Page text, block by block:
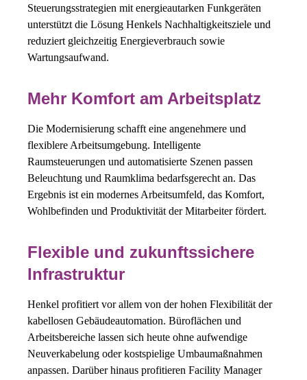
Steuerungsstrategien mit energieautarken Funkgeräten
unterstützt die Lösung Henkels Nachhaltigkeitsziele und
reduziert gleichzeitig Energieverbrauch sowie
Wartungsaufwand.
Mehr Komfort am Arbeitsplatz
Die Modernisierung schafft eine angenehmere und
flexiblere Arbeitsumgebung. Intelligente
Raumsteuerungen und automatisierte Szenen passen
Beleuchtung und Raumklima bedarfsgerecht an. Das
Ergebnis ist ein modernes Arbeitsumfeld, das Komfort,
Wohlbefinden und Produktivität der Mitarbeiter fördert.
Flexible und zukunftssichere
Infrastruktur
Henkel profitiert vor allem von der hohen Flexibilität der
kabellosen Gebäudeautomation. Büroflächen und
Arbeitsbereiche lassen sich heute ohne aufwendige
Neuverkabelung oder kostspielige Umbaumaßnahmen
anpassen. Darüber hinaus profitieren Facility Manager